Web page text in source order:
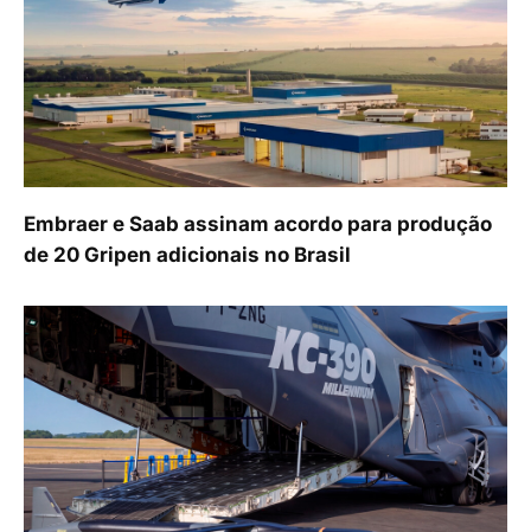
Embraer e Saab assinam acordo para produção
de 20 Gripen adicionais no Brasil